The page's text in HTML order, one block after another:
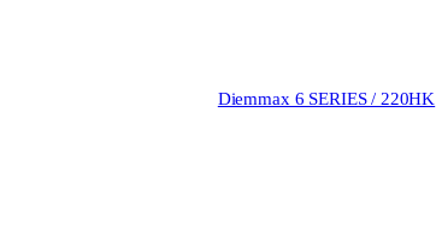
Diemmax 6 SERIES / 220HK